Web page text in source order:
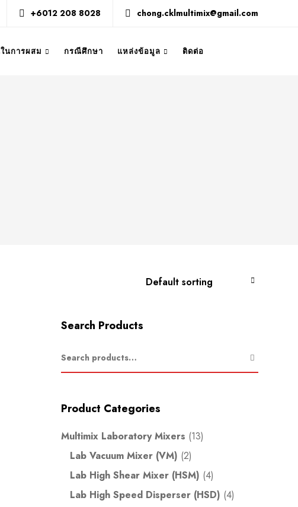
+6012 208 8028 chong.cklmultimix@gmail.com
นการผสม กรณีศึกษา แหล่งข้อมูล ติดต่อ
Search Products
Product Categories
Multimix Laboratory Mixers (13)
Lab Vacuum Mixer (VM) (2)
Lab High Shear Mixer (HSM) (4)
Lab High Speed Disperser (HSD) (4)